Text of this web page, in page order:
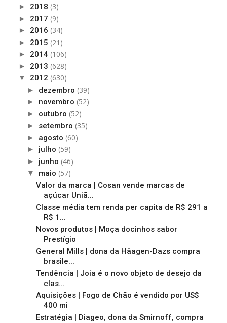
► 2018 (3)
► 2017 (9)
► 2016 (34)
► 2015 (21)
► 2014 (106)
► 2013 (628)
▼ 2012 (630)
► dezembro (39)
► novembro (52)
► outubro (52)
► setembro (35)
► agosto (60)
► julho (59)
► junho (46)
▼ maio (57)
Valor da marca | Cosan vende marcas de
açúcar Uniã...
Classe média tem renda per capita de R$ 291 a
R$ 1...
Novos produtos | Moça docinhos sabor
Prestígio
General Mills | dona da Häagen-Dazs compra
brasile...
Tendência | Joia é o novo objeto de desejo da
clas...
Aquisições | Fogo de Chão é vendido por US$
400 mi
Estratégia | Diageo, dona da Smirnoff, compra